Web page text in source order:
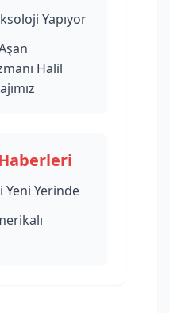
Yapıyor
Halil
Yeni Yerinde